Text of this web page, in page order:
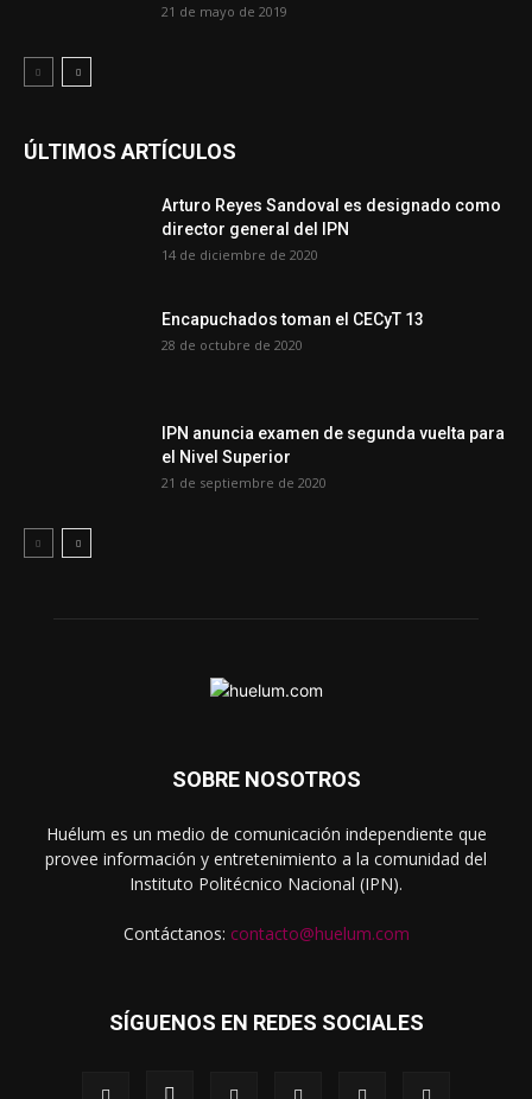
21 de mayo de 2019
ÚLTIMOS ARTÍCULOS
Arturo Reyes Sandoval es designado como
director general del IPN
14 de diciembre de 2020
Encapuchados toman el CECyT 13
28 de octubre de 2020
IPN anuncia examen de segunda vuelta para
el Nivel Superior
21 de septiembre de 2020
SOBRE NOSOTROS
Huélum es un medio de comunicación independiente que
provee información y entretenimiento a la comunidad del
Instituto Politécnico Nacional (IPN).
Contáctanos: contacto@huelum.com
SÍGUENOS EN REDES SOCIALES